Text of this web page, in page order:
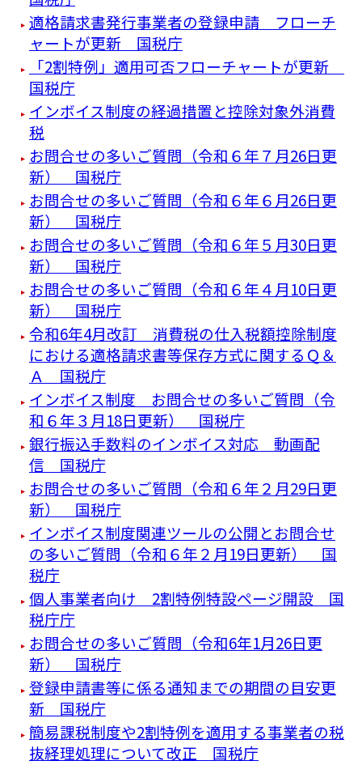
適格請求書発行事業者の登録申請 フローチ
ャートが更新 国税庁
「2割特例」適用可否フローチャートが更新
国税庁
インボイス制度の経過措置と控除対象外消費
税
お問合せの多いご質問（令和６年７月26日更
新） 国税庁
お問合せの多いご質問（令和６年６月26日更
新） 国税庁
お問合せの多いご質問（令和６年５月30日更
新） 国税庁
お問合せの多いご質問（令和６年４月10日更
新） 国税庁
令和6年4月改訂 消費税の仕入税額控除制度
における適格請求書等保存方式に関するＱ＆
Ａ 国税庁
インボイス制度 お問合せの多いご質問（令
和６年３月18日更新） 国税庁
銀行振込手数料のインボイス対応 動画配
信 国税庁
お問合せの多いご質問（令和６年２月29日更
新） 国税庁
インボイス制度関連ツールの公開とお問合せ
の多いご質問（令和６年２月19日更新） 国
税庁
個人事業者向け 2割特例特設ページ開設 国
税庁庁
お問合せの多いご質問（令和6年1月26日更
新） 国税庁
登録申請書等に係る通知までの期間の目安更
新 国税庁
簡易課税制度や2割特例を適用する事業者の税
抜経理処理について改正 国税庁